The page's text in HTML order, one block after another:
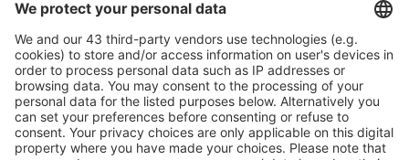
Pianifica in sicurezza
Prenotazione senza pensieri con possibilità di
cancellazione gratuita.
Risparmia di più
Prezzi attraenti e offerte speciali per gli utenti registrati.